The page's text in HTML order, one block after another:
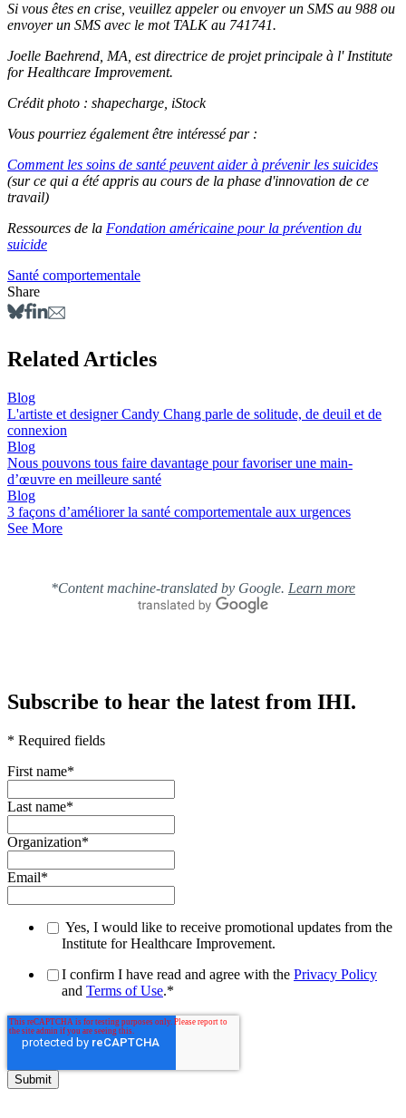
Si vous êtes en crise, veuillez appeler ou envoyer un SMS au 988 ou
envoyer un SMS avec le mot TALK au 741741.
Joelle Baehrend, MA, est directrice de projet principale à l' Institute
for Healthcare Improvement.
Crédit photo : shapecharge, iStock
Vous pourriez également être intéressé par :
Comment les soins de santé peuvent aider à prévenir les suicides
(sur ce qui a été appris au cours de la phase d'innovation de ce
travail)
Ressources de la Fondation américaine pour la prévention du
suicide
Santé comportementale
Share
Related Articles
Blog
L'artiste et designer Candy Chang parle de solitude, de deuil et de
connexion
Blog
Nous pouvons tous faire davantage pour favoriser une main-
d’œuvre en meilleure santé
Blog
3 façons d’améliorer la santé comportementale aux urgences
See More
*Content machine-translated by Google. Learn more
Subscribe to hear the latest from IHI.
* Required fields
First name*
Last name*
Organization*
Email*
Yes, I would like to receive promotional updates from the
Institute for Healthcare Improvement.
I confirm I have read and agree with the Privacy Policy
and Terms of Use.*